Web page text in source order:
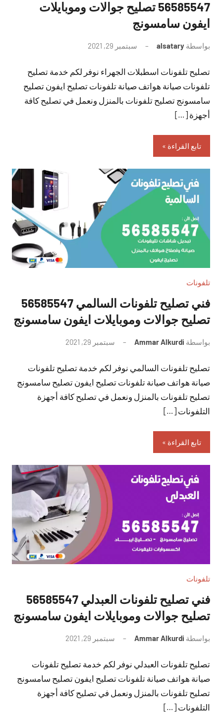
56585547 تصليح جوالات وموبايلات
ايفون سامسونج
بواسطة alsatary سبتمبر 29, 2021
تعليقات
تصليح تلفونات اسطبلات الجهراء نوفر لكم خدمة تصليح
تلفونات صيانة هواتف صيانة تلفونات تصليح ايفون تصليح
سامسونج تصليح تلفونات بالمنزل ونعمل في تصليح كافة
أجهزة […]
تابع القراءة
تلفونات
فني تصليح تلفونات السالمي 56585547
تصليح جوالات وموبايلات ايفون سامسونج
بواسطة Ammar Alkurdi سبتمبر 29, 2021
تعليقات
تصليح تلفونات السالمي نوفر لكم خدمة تصليح تلفونات
صيانة هواتف صيانة تلفونات تصليح ايفون تصليح سامسونج
تصليح تلفونات بالمنزل ونعمل في تصليح كافة أجهزة
التلفونات […]
تابع القراءة
تلفونات
فني تصليح تلفونات العبدلي 56585547
تصليح جوالات وموبايلات ايفون سامسونج
بواسطة Ammar Alkurdi سبتمبر 29, 2021
تعليقات
تصليح تلفونات العبدلي نوفر لكم خدمة تصليح تلفونات
صيانة هواتف صيانة تلفونات تصليح ايفون تصليح سامسونج
تصليح تلفونات بالمنزل ونعمل في تصليح كافة أجهزة
التلفونات […]